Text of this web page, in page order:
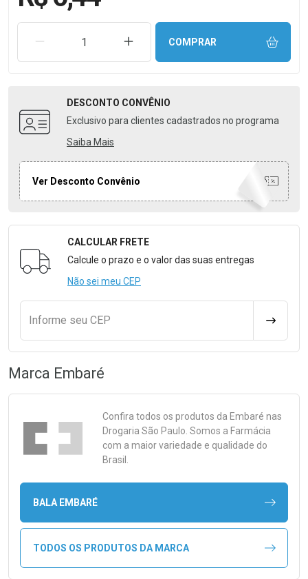
REMOVER UMA UNIDADEAUMENTAR UMA UNIDADE
COMPRAR
DESCONTO CONVÊNIO
Exclusivo para clientes cadastrados no programa
Saiba Mais
Ver Desconto Convênio
Formulário para Calcular o Frete
CALCULAR FRETE
Calcule o prazo e o valor das suas entregas
Não sei meu CEP
Informe seu CEP
Marca Embaré
Confira todos os produtos da Embaré nas
Drogaria São Paulo. Somos a Farmácia
com a maior variedade e qualidade do
Brasil.
BALA EMBARÉ
TODOS OS PRODUTOS DA MARCA